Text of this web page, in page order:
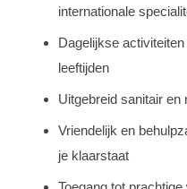
internationale
Dagelijkse
leeftijden
Uitgebreid sanitair
Vriendelijk en
je klaarstaat